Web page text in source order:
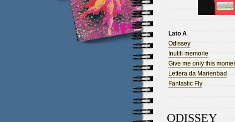
Lato A
Odissey
Inutili memorie
Give me only this
Lettera da Marienbad
Fantastic Fly
ODISSEY